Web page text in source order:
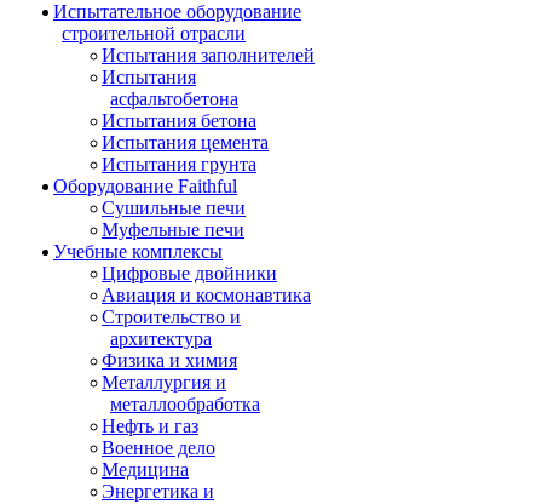
Испытательное оборудование
строительной отрасли
Испытания заполнителей
Испытания
асфальтобетона
Испытания бетона
Испытания цемента
Испытания грунта
Оборудование Faithful
Сушильные печи
Муфельные печи
Учебные комплексы
Цифровые двойники
Авиация и космонавтика
Строительство и
архитектура
Физика и химия
Металлургия и
металлообработка
Нефть и газ
Военное дело
Медицина
Энергетика и